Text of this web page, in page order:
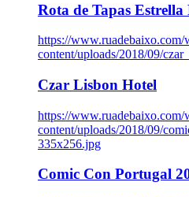
Rota de Tapas Estrella
https://www.ruadebaixo.com/
content/uploads/2018/09/
Czar Lisbon Hotel
https://www.ruadebaixo.com/
content/uploads/2018/09/
335x256.jpg
Comic Con Portugal